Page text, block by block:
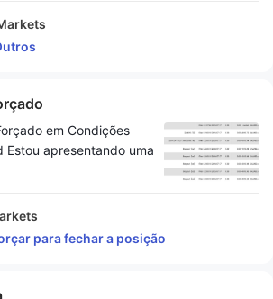
em Condições
a um Stop Out
enquanto
6 lotes (3 posições de
$3000,
para fechar a posição